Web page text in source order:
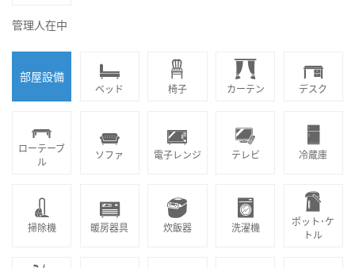
管理人在中
部屋設備
ベッド 椅子 カーテン デスク
ローテーブ
ル
ソファ 電子レンジ テレビ 冷蔵庫
掃除機 暖房器具 炊飯器 洗濯機
ポット･ケ
トル